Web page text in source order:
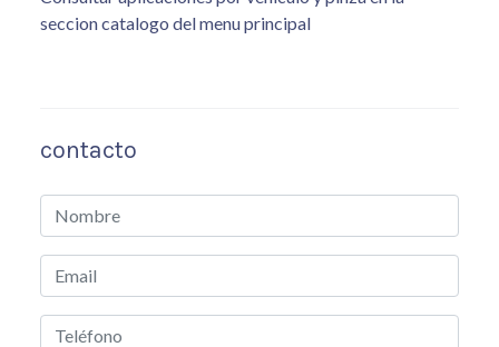
seccion catalogo del menu principal
contacto